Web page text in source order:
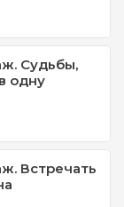
Судьбы,
одну
Встречать